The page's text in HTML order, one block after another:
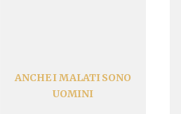
ANCHE I MALATI SONO
UOMINI